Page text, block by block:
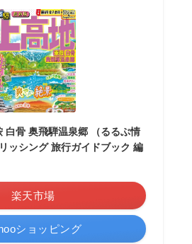
白骨 奥飛騨温泉郷 （るるぶ情
ッシング 旅行ガイドブック 編
楽天市場
ショッピング